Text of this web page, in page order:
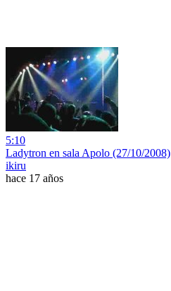
5:10
Ladytron en sala Apolo (27/10/2008)
ikiru
hace 17 años